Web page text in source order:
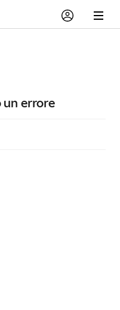
un errore